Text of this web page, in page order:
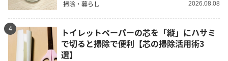
掃除・暮らし 2026.08.08
4
トイレットペーパーの芯を「縦」にハサミ
で切ると掃除で便利【芯の掃除活用術3
選】